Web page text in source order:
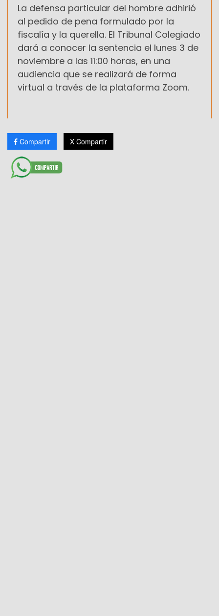
La defensa particular del hombre adhirió
al pedido de pena formulado por la
fiscalía y la querella. El Tribunal Colegiado
dará a conocer la sentencia el lunes 3 de
noviembre a las 11:00 horas, en una
audiencia que se realizará de forma
virtual a través de la plataforma Zoom.
Compartir X Compartir